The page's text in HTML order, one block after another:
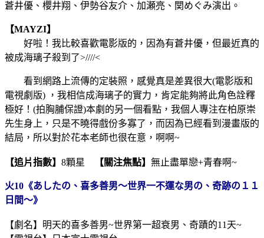
蒼井優、櫻井翔、伊勢谷友介、加瀬亮、関めぐみ演出。
【MAYZI】
好啦！我比較喜歡電影版的，因為有蒼井優，但最近真的
被成海璃子殺到了>////<
看到網路上流傳的定裝照，感覺真是差異很大(電影版和
電視劇版) ，我相信成海璃子的實力，肯定能夠將此角色詮釋
極好！(拍胸脯保證)本劇的另一個看點，我個人專注在柏原崇
先生身上，只是不曉得戲份多寡了，而因為已經看到漫畫版的
結局，所以對於花本老師也很在意，啊啊~
【追片指數】 8顆星 【關注焦點】 無止盡單戀+青春啊~
火10《あしたの、喜多善男～世界一不運な男の、奇跡の１１
日間～》
【劇名】明天的喜多善男~世界第一超衰男、奇蹟的11天~